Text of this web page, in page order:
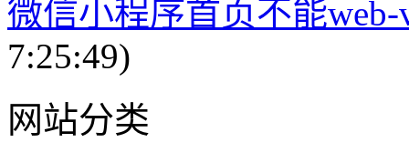
微信小程序首页不能
7:25:49)
网站分类